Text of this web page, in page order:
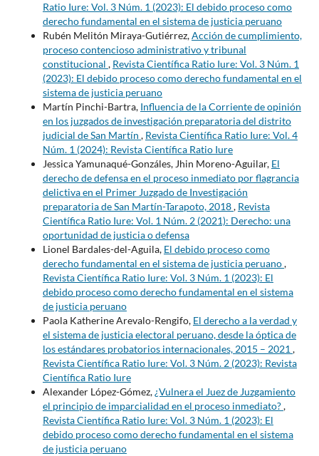
Ratio Iure: Vol. 3 Núm. 1 (2023): El debido proceso como
derecho fundamental en el sistema de justicia peruano
Rubén Melitón Miraya-Gutiérrez,Acción de cumplimiento,
proceso contencioso administrativo y tribunal
constitucional , Revista Científica Ratio Iure: Vol. 3 Núm. 1
(2023): El debido proceso como derecho fundamental en el
sistema de justicia peruano
Martín Pinchi-Bartra, Influencia de la Corriente de opinión
en los juzgados de investigación preparatoria del distrito
judicial de San Martín , Revista Científica Ratio Iure: Vol. 4
Núm. 1 (2024): Revista Científica Ratio Iure
Jessica Yamunaqué-Gonzáles, Jhin Moreno-Aguilar, El
derecho de defensa en el proceso inmediato por flagrancia
delictiva en el Primer Juzgado de Investigación
preparatoria de San Martín-Tarapoto, 2018, Revista
Científica Ratio Iure: Vol. 1 Núm. 2 (2021): Derecho: una
oportunidad de justicia o defensa
Lionel Bardales-del-Aguila, El debido proceso como
derecho fundamental en el sistema de justicia peruano,
Revista Científica Ratio Iure: Vol. 3 Núm. 1 (2023): El
debido proceso como derecho fundamental en el sistema
de justicia peruano
Paola Katherine Arevalo-Rengifo, El derecho a la verdad y
el sistema de justicia electoral peruano, desde la óptica de
los estándares probatorios internacionales, 2015 – 2021 ,
Revista Científica Ratio Iure: Vol. 3 Núm. 2 (2023): Revista
Científica Ratio Iure
Alexander López-Gómez,¿Vulnera el Juez de Juzgamiento
el principio de imparcialidad en el proceso inmediato?,
Revista Científica Ratio Iure: Vol. 3 Núm. 1 (2023): El
debido proceso como derecho fundamental en el sistema
de justicia peruano